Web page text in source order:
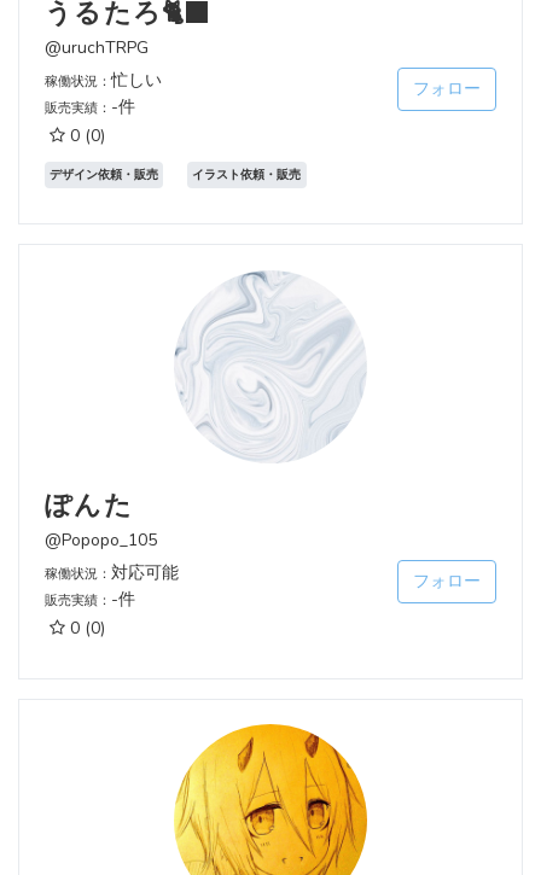
うるたろ🐈‍⬛
@uruchTRPG
稼働状況：忙しい
販売実績： -件
0 (0)
フォロー
デザイン依頼・販売 イラスト依頼・販売
ぽんた
@Popopo_105
稼働状況： 対応可能
販売実績： -件
0 (0)
フォロー